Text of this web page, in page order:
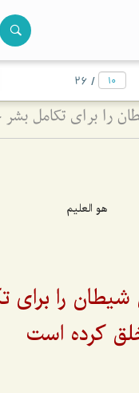
/
26
هو العلیم
را برای
کرده است‌‌